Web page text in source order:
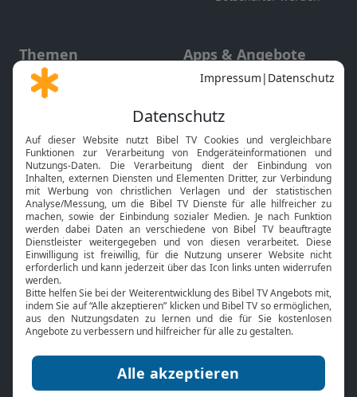
Themen
Gott und Bibel erklärt
Neuigkeiten
Apps & Angebote
Mobile App
Smart TV
HbbTV
Bibelthek Online-Bibel
Nächster Gottesdienst
Bibel TV
Über uns
Jobs
Mediadaten
Service
Kontakt
TV-Empfang